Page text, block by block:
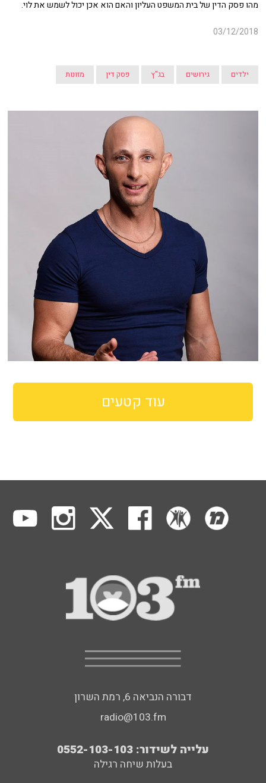
מהו פסק הדין של בית המשפט העליון והאם הוא אכן יכול לשמש את לוי.
03/12/2018
ילדים גירושים בג"ץ פסק דין מזונות
עוד קטעים
דבורה הנביאה 6, רמת השרון
radio@103.fm
עלייה לשידור: 0552-103-103
בעלות שיחה רגילה